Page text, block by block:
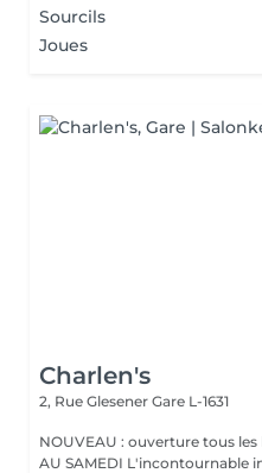
Sourcils
Joues
Charlen's
2, Rue Glesener Gare L-1631
NOUVEAU : ouverture tous les
AU SAMEDI L'incontournable institut de beauté à Luxembourg.